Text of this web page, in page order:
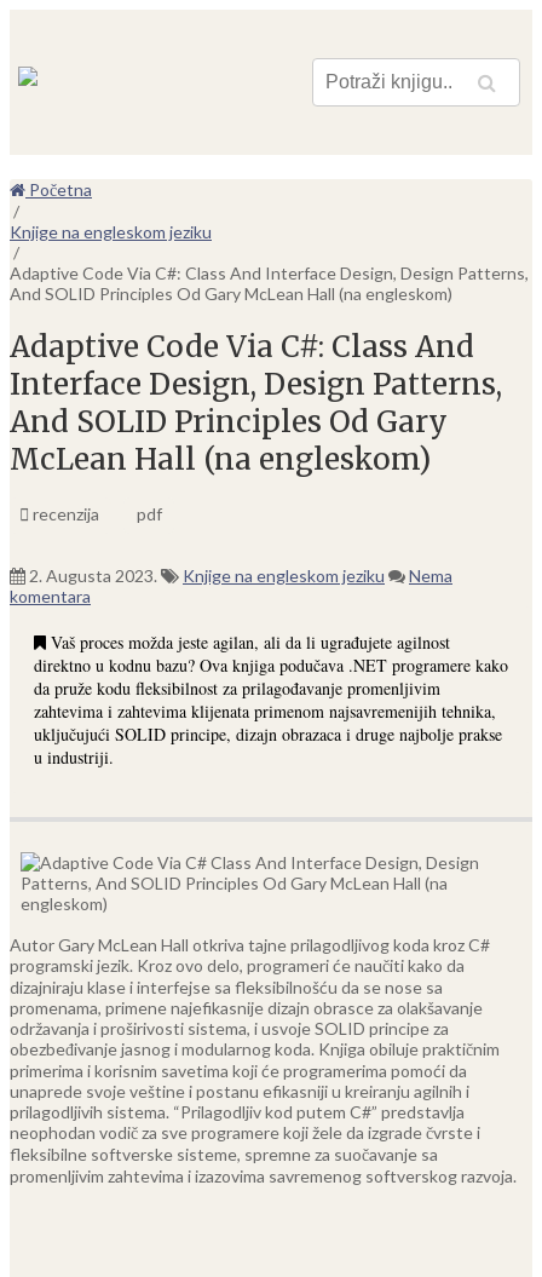
Pretraga
Početna
/
Knjige na engleskom jeziku
/
Adaptive Code Via C#: Class And Interface Design, Design Patterns,
And SOLID Principles Od Gary McLean Hall (na engleskom)
Adaptive Code Via C#: Class And
Interface Design, Design Patterns,
And SOLID Principles Od Gary
McLean Hall (na engleskom)
recenzija pdf
2. Augusta 2023. Knjige na engleskom jeziku
Nema
komentara
Vaš proces možda jeste agilan, ali da li ugrađujete agilnost
direktno u kodnu bazu? Ova knjiga podučava .NET programere kako
da pruže kodu fleksibilnost za prilagođavanje promenljivim
zahtevima i zahtevima klijenata primenom najsavremenijih tehnika,
uključujući SOLID principe, dizajn obrazaca i druge najbolje prakse
u industriji.
Autor Gary McLean Hall otkriva tajne prilagodljivog koda kroz C#
programski jezik. Kroz ovo delo, programeri će naučiti kako da
dizajniraju klase i interfejse sa fleksibilnošću da se nose sa
promenama, primene najefikasnije dizajn obrasce za olakšavanje
održavanja i proširivosti sistema, i usvoje SOLID principe za
obezbeđivanje jasnog i modularnog koda. Knjiga obiluje praktičnim
primerima i korisnim savetima koji će programerima pomoći da
unaprede svoje veštine i postanu efikasniji u kreiranju agilnih i
prilagodljivih sistema. “Prilagodljiv kod putem C#” predstavlja
neophodan vodič za sve programere koji žele da izgrade čvrste i
fleksibilne softverske sisteme, spremne za suočavanje sa
promenljivim zahtevima i izazovima savremenog softverskog razvoja.